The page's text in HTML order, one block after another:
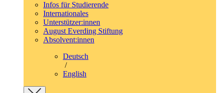
Infos für Studierende
Internationales
Unterstützer:innen
August Everding Stiftung
Absolvent:innen
Deutsch
/
English